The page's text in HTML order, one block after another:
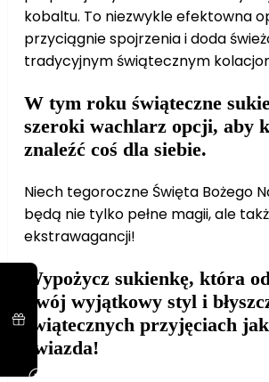
kobaltu. To niezwykle efektowna
przyciągnie spojrzenia i doda
tradycyjnym świątecznym
W tym roku świąteczne
szeroki wachlarz opcji, aby
znaleźć coś dla siebie.
Niech tegoroczne Święta Bożego
będą nie tylko pełne magii, ale
ekstrawagancji!
Wypożycz sukienkę, która
Twój wyjątkowy styl i
świątecznych przyjęciach
gwiazda!